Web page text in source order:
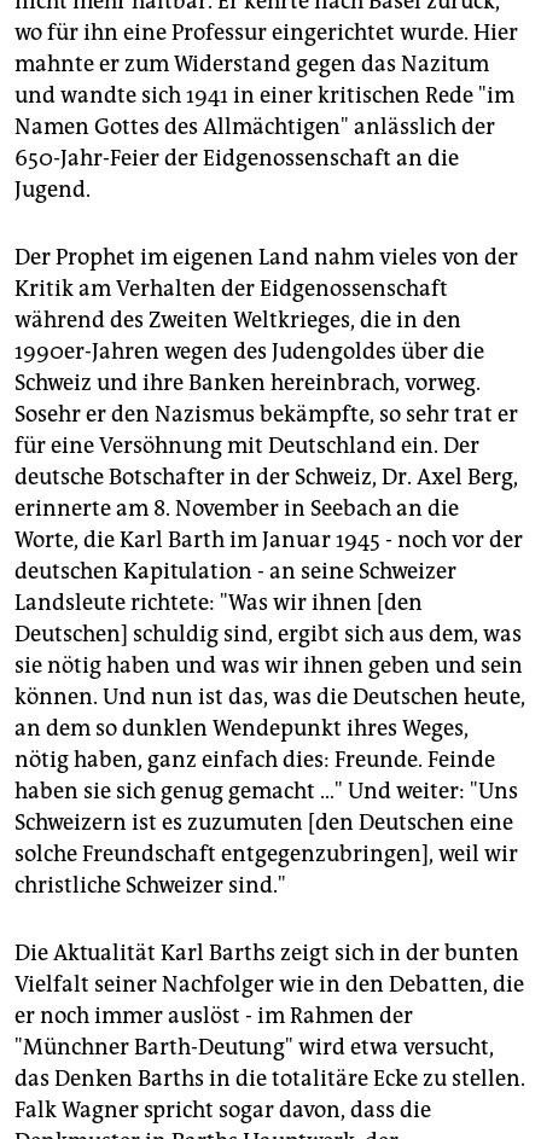
wo für ihn eine Professur eingerichtet wurde. Hier
mahnte er zum Widerstand gegen das Nazitum
und wandte sich 1941 in einer kritischen Rede "im
Namen Gottes des Allmächtigen" anlässlich der
650-Jahr-Feier der Eidgenossenschaft an die
Jugend.
Der Prophet im eigenen Land nahm vieles von der
Kritik am Verhalten der Eidgenossenschaft
während des Zweiten Weltkrieges, die in den
1990er-Jahren wegen des Judengoldes über die
Schweiz und ihre Banken hereinbrach, vorweg.
Sosehr er den Nazismus bekämpfte, so sehr trat er
für eine Versöhnung mit Deutschland ein. Der
deutsche Botschafter in der Schweiz, Dr. Axel Berg,
erinnerte am 8. November in Seebach an die
Worte, die Karl Barth im Januar 1945 - noch vor der
deutschen Kapitulation - an seine Schweizer
Landsleute richtete: "Was wir ihnen [den
Deutschen] schuldig sind, ergibt sich aus dem, was
sie nötig haben und was wir ihnen geben und sein
können. Und nun ist das, was die Deutschen heute,
an dem so dunklen Wendepunkt ihres Weges,
nötig haben, ganz einfach dies: Freunde. Feinde
haben sie sich genug gemacht …" Und weiter: "Uns
Schweizern ist es zuzumuten [den Deutschen eine
solche Freundschaft entgegenzubringen], weil wir
christliche Schweizer sind."
Die Aktualität Karl Barths zeigt sich in der bunten
Vielfalt seiner Nachfolger wie in den Debatten, die
er noch immer auslöst - im Rahmen der
"Münchner Barth-Deutung" wird etwa versucht,
das Denken Barths in die totalitäre Ecke zu stellen.
Falk Wagner spricht sogar davon, dass die